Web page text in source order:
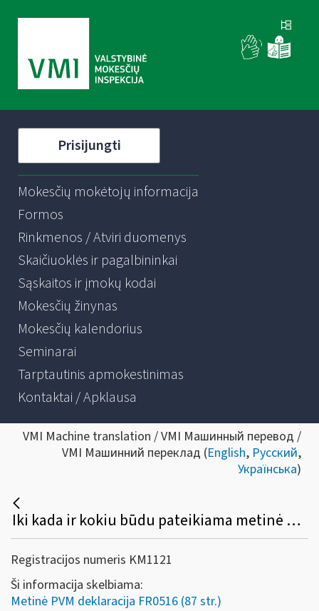
Prisijungti
Mokesčių mokėtojų informacija
Formos
Rinkmenos / Atviri duomenys
Skaičiuoklės ir pagalbininkai
Sąskaitos ir įmokų kodai
Mokesčių žinynas
Mokesčių kalendorius
Seminarai
Tarptautinis apmokestinimas
Kontaktai / Apklausa
VMI Machine translation / VMI Машинный перевод /
VMI Машинний переклад (English, Русский,
Українська)
Iki kada ir kokiu būdu pateikiama metinė PVM deklaracija (FR0516) ir jos priedas (FR0516A)?
Registracijos numeris KM1121
Ši informacija skelbiama:
Metinė PVM deklaracija FR0516 (87 str.)